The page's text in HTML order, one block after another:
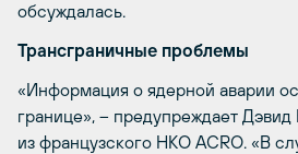
обсуждалась.
Трансграничные проблемы
«Информация о ядерной аварии
границе», – предупреждает
из французского НКО ACRO. «В